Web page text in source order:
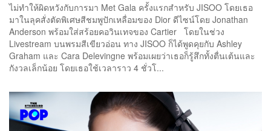
ไม่ทำให้ผิดหวังกับการมา Met Gala ครั้งแรกสำหรับ JISOO โดยเธอ
มาในลุคสั่งตัดพิเศษสีชมพูปักเหลื่อมของ Dior ดีไซน์โดย Jonathan
Anderson พร้อมใส่สร้อยคอวินเทจของ Cartier โดยในช่วง
Livestream บนพรมสีเขียวอ่อน ทาง JISOO ก็ได้พูดคุยกับ Ashley
Graham และ Cara Delevingne พร้อมเผยว่าเธอก็รู้สึกทั้งตื่นเต้นและ
กังวลเล็กน้อย โดยเธอใช้เวลาราว 4 ชั่วโ...